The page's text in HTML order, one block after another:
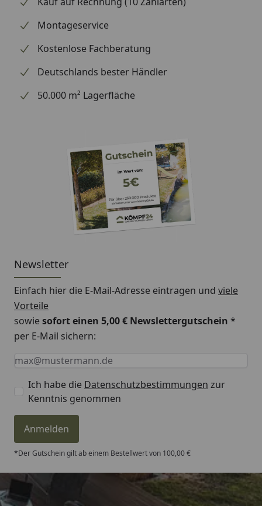
handelt (wir bestellen das Produkt bei Weber, sobald
wir Ihre Bestellung erhalten haben), können wir
Informationen zu dem Ersatzteil geben. Es dient
lediglich dem Austausch des defekten oder fehlenden
Montageservice
Kostenlose Fachberatung
Deutschlands bester Händler
50.000 m² Lagerfläche
Newsletter
Einfach hier die E-Mail-Adresse eintragen und viele
Vorteile
sowiesofort einen 5,00 € Newslettergutschein *
per E-Mail sichern:
Keine Eingabe erforderlich
Eingabe erforderlich
E-Mail *
Ich habe die Datenschutzbestimmungen zur
Kenntnis genommen
Anmelden
*Der Gutschein gilt ab einem Bestellwert von 100,00 €